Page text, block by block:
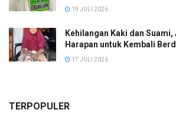
19 JULI 2026
Kehilangan Kaki dan
Harapan untuk Kembali
17 JULI 2026
TERPOPULER